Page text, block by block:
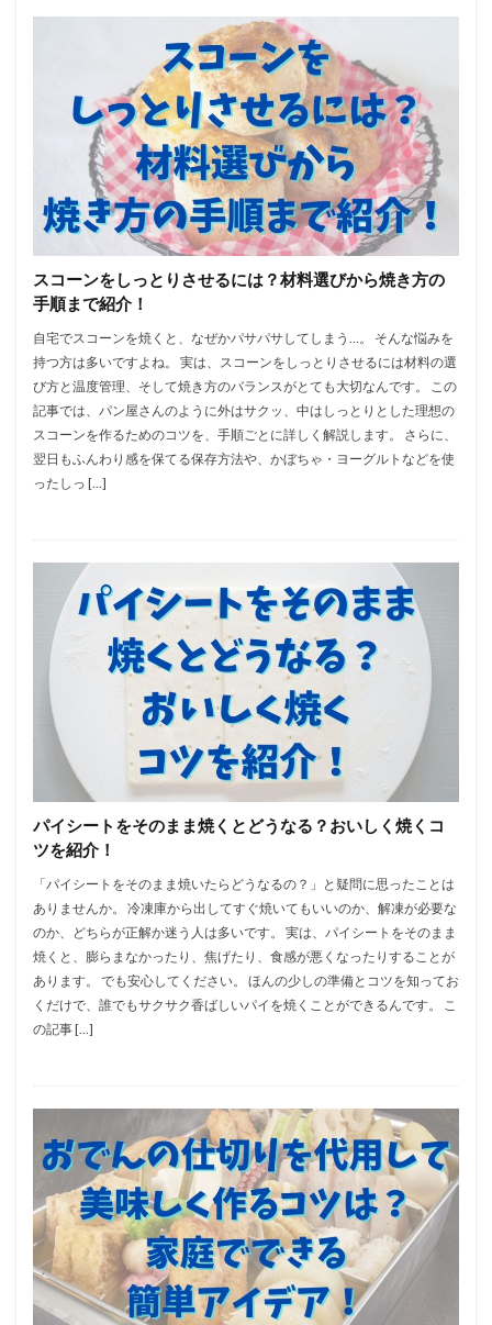
スコーンをしっとりさせるには？材料選びから焼き方の
手順まで紹介！
自宅でスコーンを焼くと、なぜかパサパサしてしまう…。 そんな悩みを
持つ方は多いですよね。 実は、スコーンをしっとりさせるには材料の選
び方と温度管理、そして焼き方のバランスがとても大切なんです。 この
記事では、パン屋さんのように外はサクッ、中はしっとりとした理想の
スコーンを作るためのコツを、手順ごとに詳しく解説します。 さらに、
翌日もふんわり感を保てる保存方法や、かぼちゃ・ヨーグルトなどを使
ったしっ […]
パイシートをそのまま焼くとどうなる？おいしく焼くコ
ツを紹介！
「パイシートをそのまま焼いたらどうなるの？」と疑問に思ったことは
ありませんか。 冷凍庫から出してすぐ焼いてもいいのか、解凍が必要な
のか、どちらが正解か迷う人は多いです。 実は、パイシートをそのまま
焼くと、膨らまなかったり、焦げたり、食感が悪くなったりすることが
あります。 でも安心してください。 ほんの少しの準備とコツを知ってお
くだけで、誰でもサクサク香ばしいパイを焼くことができるんです。 こ
の記事 […]